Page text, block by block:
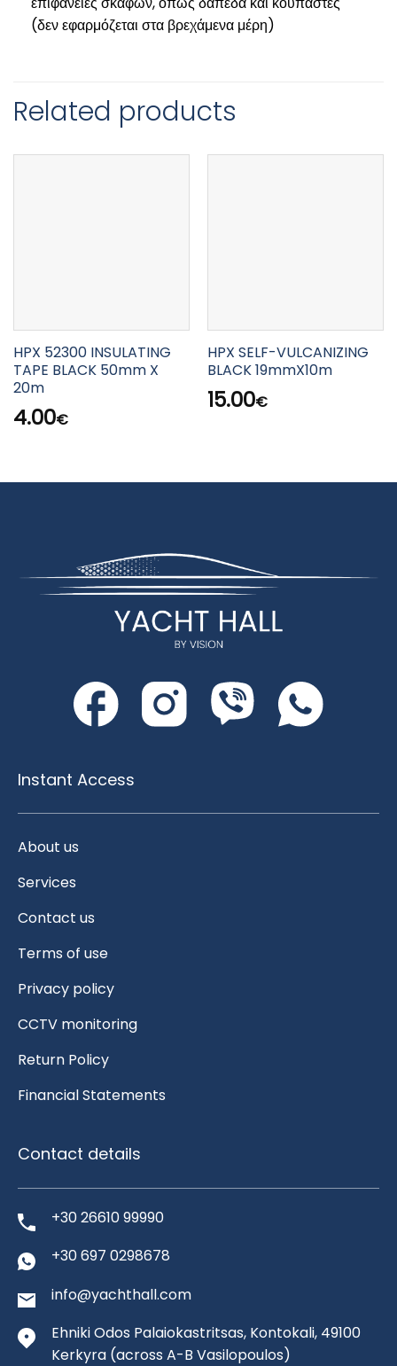
(δεν εφαρμόζεται στα βρεχάμενα μέρη)
Related products
HPX 52300 INSULATING
TAPE BLACK 50mm X
20m
4.00€
HPX SELF-VULCANIZING
BLACK 19mmX10m
15.00€
Instant Access
About us
Services
Contact us
Terms of use
Privacy policy
CCTV monitoring
Return Policy
Financial Statements
Contact details
+30 26610 99990
+30 697 0298678
info@yachthall.com
Ehniki Odos Palaiokastritsas, Kontokali, 49100
Kerkyra (across A-B Vasilopoulos)